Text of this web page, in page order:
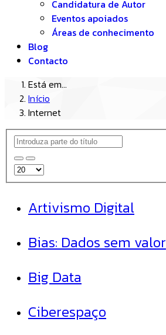
Candidatura de Autor
Eventos apoiados
Áreas de conhecimento
Blog
Contacto
Está em...
Início
Internet
Artivismo Digital
Bias: Dados sem valor
Big Data
Ciberespaço